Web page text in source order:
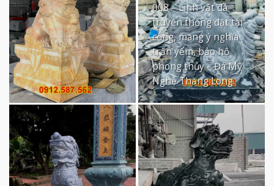
008 – Linh vật đá
truyền thống đặt tại
cổng, mang ý nghĩa
trấn yểm, bảo hộ
phong thủy – Đá Mỹ
Nghệ Thăng Long.